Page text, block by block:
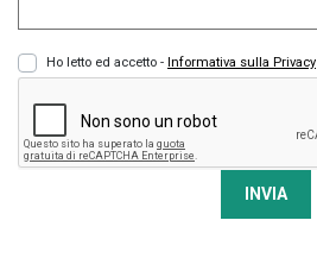
Ho letto ed accetto - Informativa sulla Privacy
INVIA